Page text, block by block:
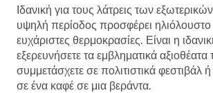
Ιδανική για τους λάτρεις των
υψηλή περίοδος προσφέρει ηλιόλουστο
ευχάριστες θερμοκρασίες. Είναι η
εξερευνήσετε τα εμβληματικά
συμμετάσχετε σε πολιτιστικά φεστιβάλ
σε ένα καφέ σε μια βεράντα.